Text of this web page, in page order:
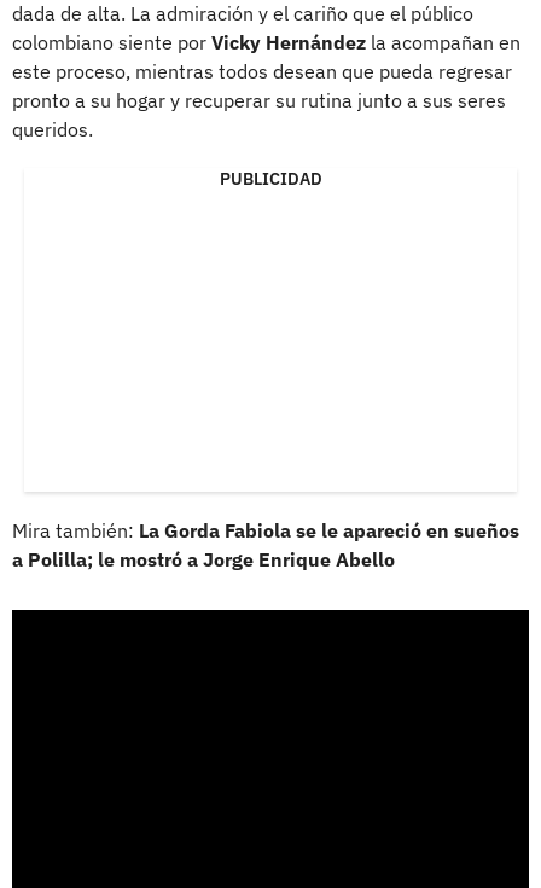
dada de alta. La admiración y el cariño que el público
colombiano siente por Vicky Hernández la acompañan en
este proceso, mientras todos desean que pueda regresar
pronto a su hogar y recuperar su rutina junto a sus seres
queridos.
PUBLICIDAD
Mira también: La Gorda Fabiola se le apareció en sueños
a Polilla; le mostró a Jorge Enrique Abello